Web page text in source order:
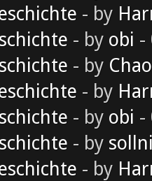
- by
- by obi -
- by
- by
- by obi -
- by
- by